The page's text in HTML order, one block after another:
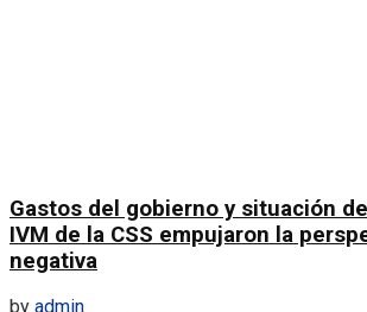
Gastos del gobierno y situación
IVM de la CSS empujaron la
negativa
by admin